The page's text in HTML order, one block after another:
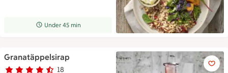
Receptet tar Under 45 min att tillaga
Under 45 min
Granatäppelsirap
Betyg 4.7 av 5. 18
18 personer har röstat
Granatäppelsirap